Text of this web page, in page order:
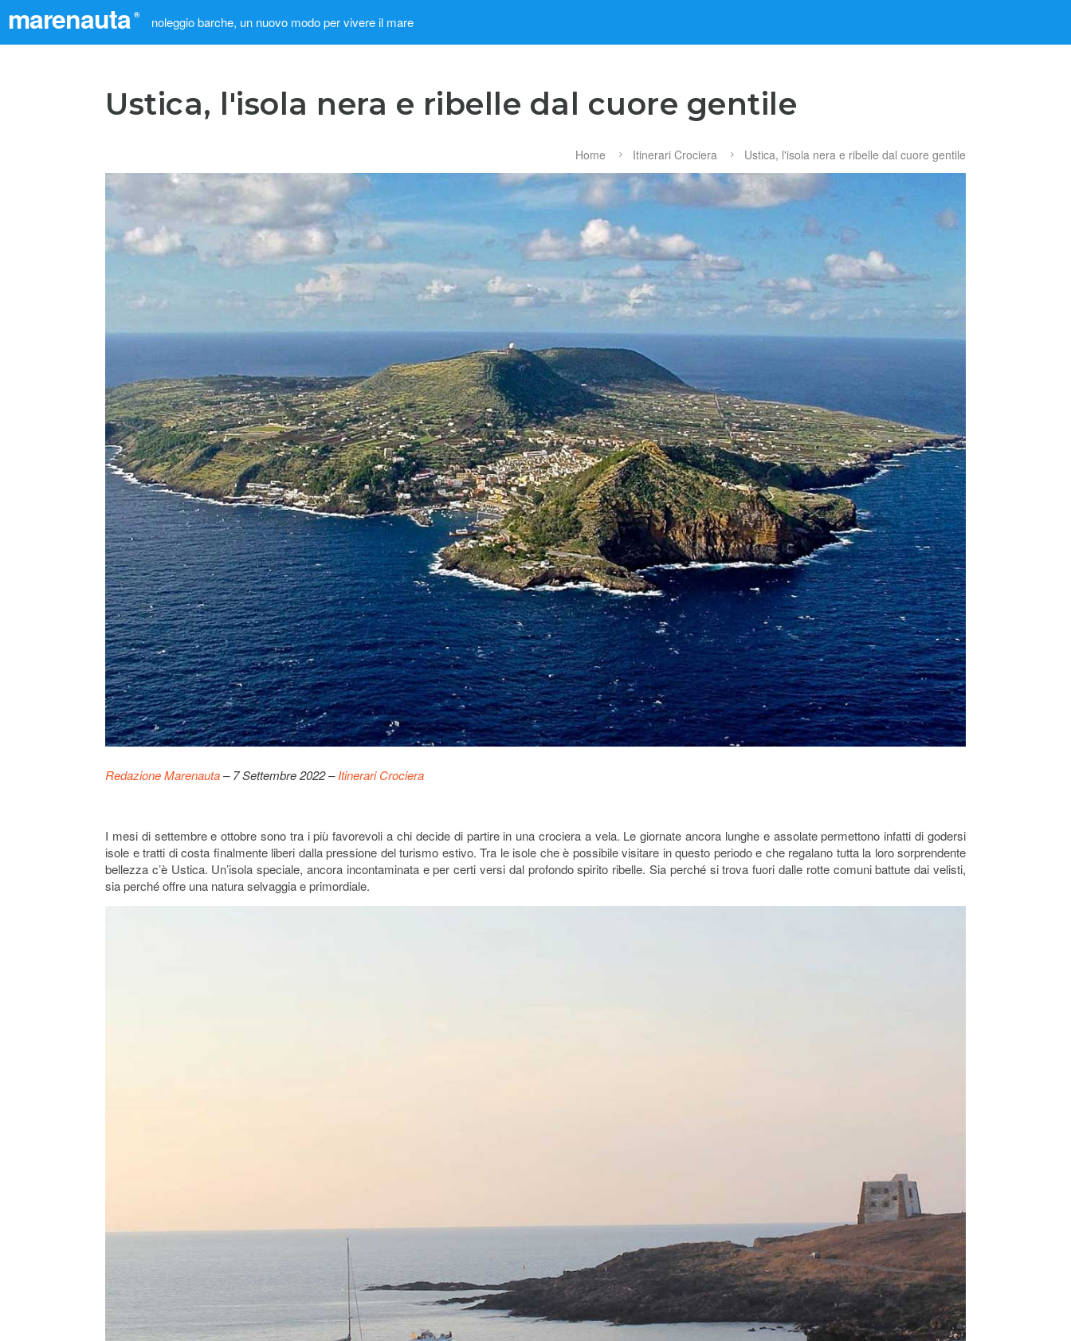
marenauta ® noleggio barche, un nuovo modo per vivere il mare
Ustica, l'isola nera e ribelle dal cuore gentile
Home Itinerari Crociera Ustica, l'isola nera e ribelle dal cuore gentile
Redazione Marenauta– 7 Settembre 2022 –Itinerari Crociera
I mesi di settembre e ottobre sono tra i più favorevoli a chi decide di partire in una crociera a vela. Le giornate ancora lunghe e assolate permettono infatti di godersi
isole e tratti di costa finalmente liberi dalla pressione del turismo estivo. Tra le isole che è possibile visitare in questo periodo e che regalano tutta la loro sorprendente
bellezza c’è Ustica. Un’isola speciale, ancora incontaminata e per certi versi dal profondo spirito ribelle. Sia perché si trova fuori dalle rotte comuni battute dai velisti,
sia perché offre una natura selvaggia e primordiale.